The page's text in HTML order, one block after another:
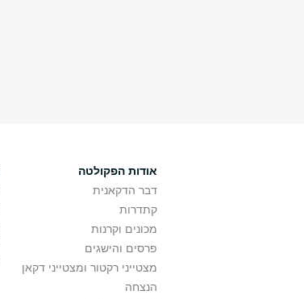
אודות הפקולטה
דבר הדקאנית
קתדרות
מכונים וקרנות
פרסים והישגים
מצטייני רקטור ומצטייני דקאן
הנצחה